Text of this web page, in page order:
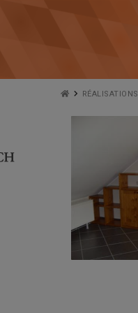
RÉALISATIONS